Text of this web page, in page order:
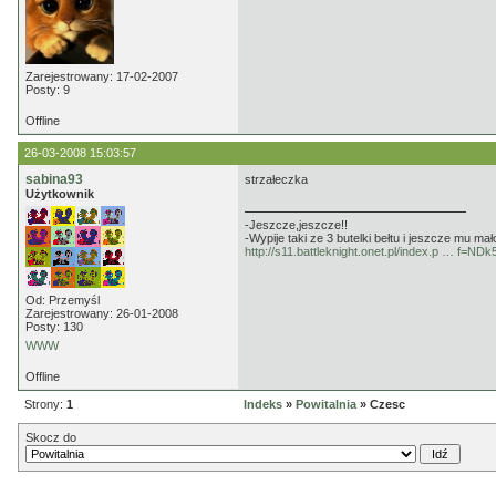
Zarejestrowany: 17-02-2007
Posty: 9
Offline
26-03-2008 15:03:57
sabina93
Użytkownik
Od: Przemyśl
Zarejestrowany: 26-01-2008
Posty: 130
WWW
strzałeczka
-Jeszcze,jeszcze!!
-Wypije taki ze 3 butelki bełtu i jeszcze mu
http://s11.battleknight.onet.pl/index.p …
Offline
Strony: 1 Indeks » Powitalnia » Czesc
Skocz do